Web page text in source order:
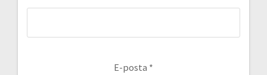
E-posta *